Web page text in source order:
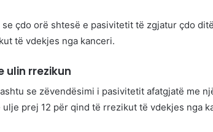
se çdo orë shtesë e pasivitetit të zgjatur çdo
të vdekjes nga kanceri.
ulin rrezikun
se zëvendësimi i pasivitetit afatgjatë me
prej 12 për qind të rrezikut të vdekjes nga